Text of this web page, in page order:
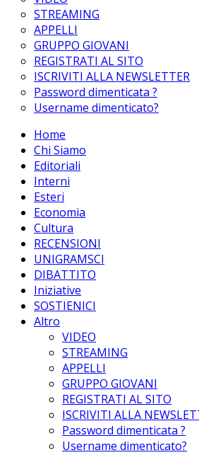
STREAMING
APPELLI
GRUPPO GIOVANI
REGISTRATI AL SITO
ISCRIVITI ALLA NEWSLETTER
Password dimenticata ?
Username dimenticato?
Home
Chi Siamo
Editoriali
Interni
Esteri
Economia
Cultura
RECENSIONI
UNIGRAMSCI
DIBATTITO
Iniziative
SOSTIENICI
Altro
VIDEO
STREAMING
APPELLI
GRUPPO GIOVANI
REGISTRATI AL SITO
ISCRIVITI ALLA
Password dimenticata ?
Username dimenticato?